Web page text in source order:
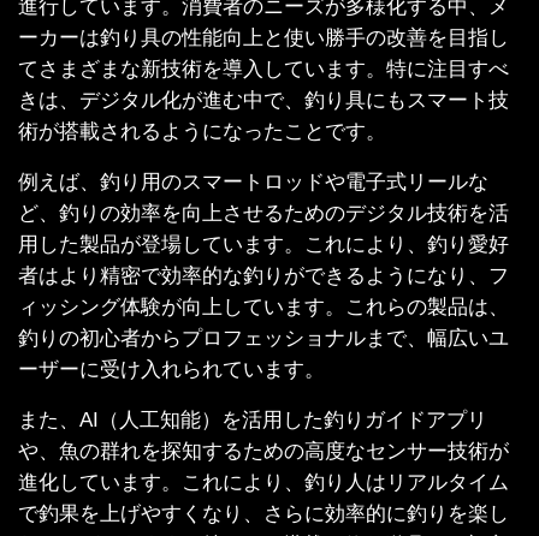
進行しています。消費者のニーズが多様化する中、メ
ーカーは釣り具の性能向上と使い勝手の改善を目指し
てさまざまな新技術を導入しています。特に注目すべ
きは、デジタル化が進む中で、釣り具にもスマート技
術が搭載されるようになったことです。
例えば、釣り用のスマートロッドや電子式リールな
ど、釣りの効率を向上させるためのデジタル技術を活
用した製品が登場しています。これにより、釣り愛好
者はより精密で効率的な釣りができるようになり、フ
ィッシング体験が向上しています。これらの製品は、
釣りの初心者からプロフェッショナルまで、幅広いユ
ーザーに受け入れられています。
また、AI（人工知能）を活用した釣りガイドアプリ
や、魚の群れを探知するための高度なセンサー技術が
進化しています。これにより、釣り人はリアルタイム
で釣果を上げやすくなり、さらに効率的に釣りを楽し